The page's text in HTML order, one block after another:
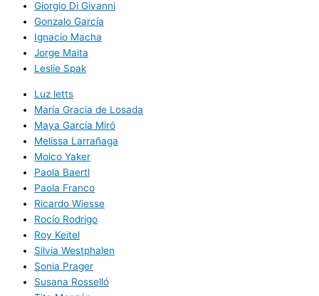
Giorgio Di Givanni
Gonzalo García
Ignacio Macha
Jorge Maita
Leslie Spak
Luz letts
María Gracia de Losada
Maya García Miró
Melissa Larrañaga
Moico Yaker
Paola Baertl
Paola Franco
Ricardo Wiesse
Rocío Rodrigo
Roy Keitel
Silvia Westphalen
Sonia Prager
Susana Rosselló